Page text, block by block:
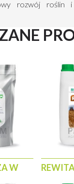
rozwój roślin
W